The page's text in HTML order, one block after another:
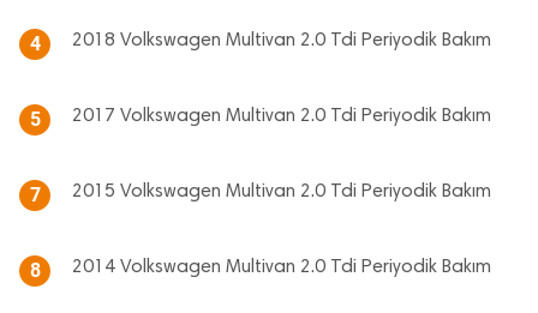
4 2018 Volkswagen Multivan 2.0 Tdi Periyodik Bakım
5 2017 Volkswagen Multivan 2.0 Tdi Periyodik Bakım
7 2015 Volkswagen Multivan 2.0 Tdi Periyodik Bakım
8 2014 Volkswagen Multivan 2.0 Tdi Periyodik Bakım